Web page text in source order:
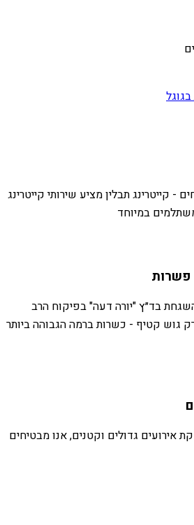
- קייטרינג תבלין מציע שירותי קייטרינג
במיוחד
פשרות
בד״ץ "יורה דעה" בפיקוח הרב
גוש קטיף - כשרות ברמה הגבוהה ביותר
אירועים גדולים וקטנים, אנו מבטיחים